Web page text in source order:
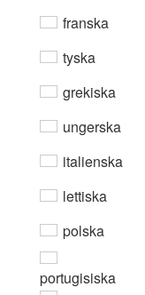
franska
tyska
grekiska
ungerska
italienska
lettiska
polska
portugisiska